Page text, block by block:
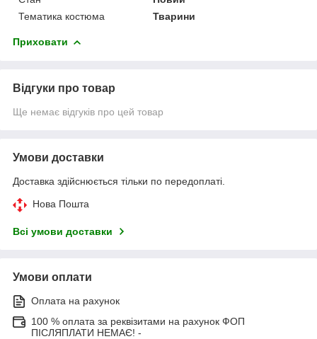
Тематика костюма
Тварини
Приховати
Відгуки про товар
Ще немає відгуків про цей товар
Умови доставки
Доставка здійснюється тільки по передоплаті.
Нова Пошта
Всі умови доставки
Умови оплати
Оплата на рахунок
100 % оплата за реквізитами на рахунок ФОП
ПІСЛЯПЛАТИ НЕМАЄ! -